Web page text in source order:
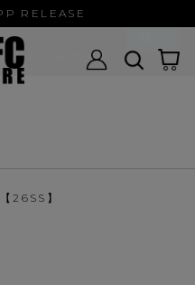
RELEASE
26SS】
公式アプリ -